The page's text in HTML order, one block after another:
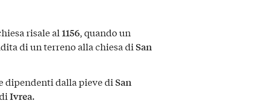
risale al1156, quando un
di un terreno alla chiesa diSan
dipendenti dalla pieve diSan
Ivrea.